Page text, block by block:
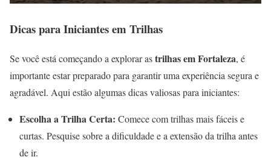
Dicas para Iniciantes em Trilhas
Se você está começando a explorar astrilhas em Fortaleza, é
importante estar preparado para garantir uma experiência segura e
agradável. Aqui estão algumas dicas valiosas para iniciantes:
Escolha a Trilha Certa: Comece com trilhas mais fáceis e
curtas. Pesquise sobre a dificuldade e a extensão da trilha antes
de ir.